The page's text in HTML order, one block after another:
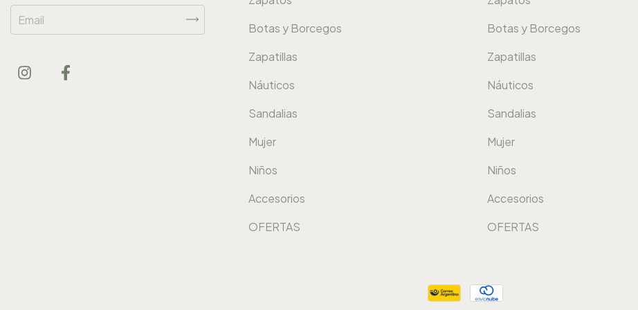
Botas y Borcegos
Zapatillas
Náuticos
Sandalias
Mujer
Niños
Accesorios
OFERTAS
Botas y Borcegos
Zapatillas
Náuticos
Sandalias
Mujer
Niños
Accesorios
OFERTAS